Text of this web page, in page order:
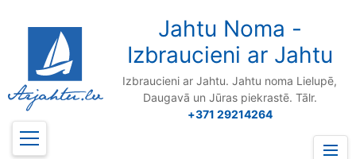
Jahtu Noma -
Izbraucieni ar Jahtu
Izbraucieni ar Jahtu. Jahtu noma Lielupē,
Daugavā un Jūras piekrastē. Tālr.
+371 29214264